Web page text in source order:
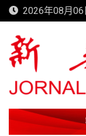
Skip
to
content
2026年08月06
新華澳報